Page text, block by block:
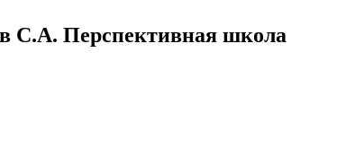
С.А. Перспективная школа